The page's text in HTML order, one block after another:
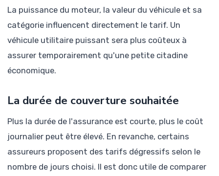
La puissance du moteur, la valeur du véhicule et sa
catégorie influencent directement le tarif. Un
véhicule utilitaire puissant sera plus coûteux à
assurer temporairement qu'une petite citadine
économique.
La durée de couverture souhaitée
Plus la durée de l'assurance est courte, plus le coût
journalier peut être élevé. En revanche, certains
assureurs proposent des tarifs dégressifs selon le
nombre de jours choisi. Il est donc utile de comparer